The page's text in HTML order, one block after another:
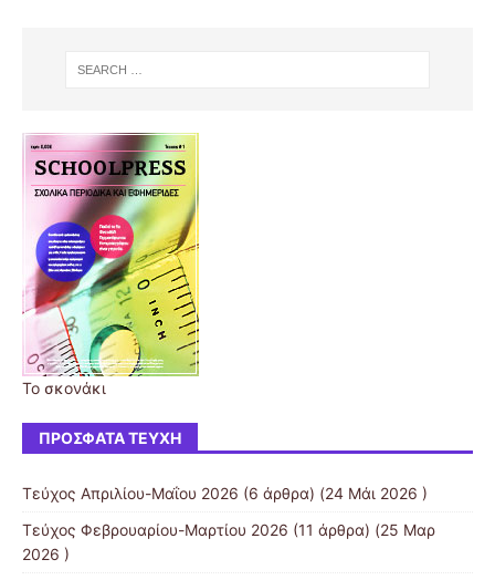
Το σκονάκι
ΠΡΌΣΦΑΤΑ ΤΕΎΧΗ
Τεύχος Απριλίου-Mαΐου 2026 (6 άρθρα) (24 Μάι 2026 )
Τεύχος Φεβρουαρίου-Μαρτίου 2026 (11 άρθρα) (25 Μαρ
2026 )